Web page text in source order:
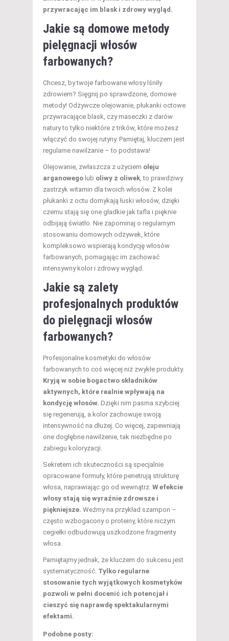
przywracając im blask i zdrowy wygląd.
Jakie są domowe metody
pielęgnacji włosów
farbowanych?
Chcesz, by twoje farbowane włosy lśniły
zdrowiem? Sięgnij po sprawdzone, domowe
metody! Odżywcze olejowanie, płukanki octowe
przywracające blask, czy maseczki z darów
natury to tylko niektóre z trików, które możesz
włączyć do swojej rutyny. Pamiętaj, kluczem jest
regularne nawilżanie – to podstawa!
Olejowanie, zwłaszcza z użyciem oleju
arganowego lub oliwy z oliwek, to prawdziwy
zastrzyk witamin dla twoich włosów. Z kolei
płukanki z octu domykają łuski włosów, dzięki
czemu stają się one gładkie jak tafla i pięknie
odbijają światło. Nie zapominaj o regularnym
stosowaniu domowych odżywek, które
kompleksowo wspierają kondycję włosów
farbowanych, pomagając im zachować
intensywny kolor i zdrowy wygląd.
Jakie są zalety
profesjonalnych produktów
do pielęgnacji włosów
farbowanych?
Profesjonalne kosmetyki do włosów
farbowanych to coś więcej niż zwykłe produkty.
Kryją w sobie bogactwo składników
aktywnych, które realnie wpływają na
kondycję włosów. Dzięki nim pasma szybciej
się regenerują, a kolor zachowuje swoją
intensywność na dłużej. Co więcej, zapewniają
one dogłębne nawilżenie, tak niezbędne po
zabiegu koloryzacji.
Sekretem ich skuteczności są specjalnie
opracowane formuły, które penetrują strukturę
włosa, naprawiając go od wewnątrz. W efekcie
włosy stają się wyraźnie zdrowsze i
piękniejsze. Weźmy na przykład szampon –
często wzbogacony o proteiny, które niczym
cegiełki odbudowują uszkodzone fragmenty
włosa.
Pamiętajmy jednak, że kluczem do sukcesu jest
systematyczność. Tylko regularne
stosowanie tych wyjątkowych kosmetyków
pozwoli w pełni docenić ich potencjał i
cieszyć się naprawdę spektakularnymi
efektami.
Podobne posty: